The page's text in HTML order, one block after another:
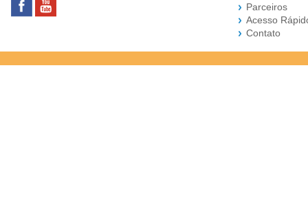
Parceiros
Acesso
Contato